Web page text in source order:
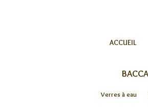
ACCUEIL
Verres à eau